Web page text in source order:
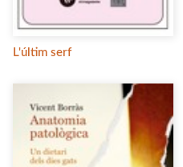
L'últim serf